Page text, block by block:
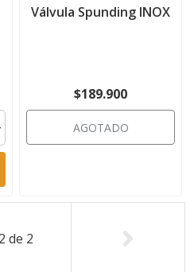
Válvula Spunding INOX
$189.900
AGOTADO
2 de 2